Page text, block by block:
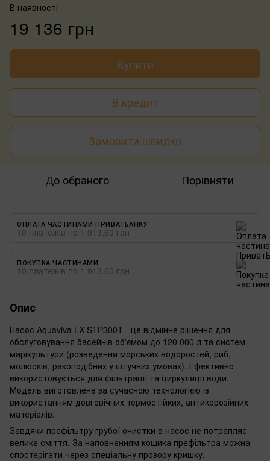
В наявності
19 136 грн
Купити
В кредит
Замовити швидко
До обраного Порівняти
ОПЛАТА ЧАСТИНАМИ ПРИВАТБАНКУ
10 платежів по 1 913.60 грн
ПОКУПКА ЧАСТИНАМИ
10 платежів по 1 913.60 грн
Опис
Насос Aquaviva LX STP300T - це відмінне рішення для
обслуговування басейнів об'ємом до 120 000 л та систем
марікультури (розведення морських водоростей, риб,
молюсків, ракоподібних у штучних умовах). Ефективно
використовується для фільтрації та циркуляції води.
Модель виготовлена за сучасною технологією із
використанням довговічних термостійких, антикорозійних
матеріалів.
Завдяки префільтру грубої очистки в насос не потрапляє
велике сміття. За наповненням кошика префільтра можна
спостерігати через спеціальну прозору кришку.